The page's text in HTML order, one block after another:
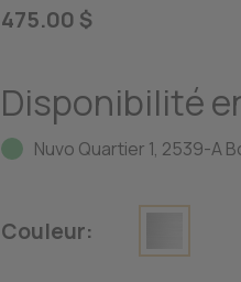
475.00 $
Disponibilité
Nuvo Quartier 1, 2539-A
Couleur: